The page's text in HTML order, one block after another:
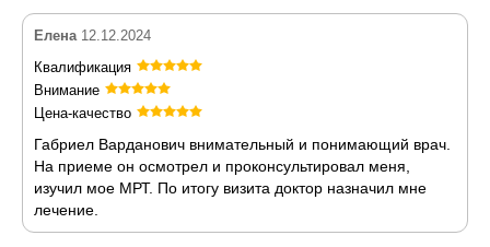
Елена 12.12.2024
Квалификация
Внимание
Цена-качество
Габриел Варданович внимательный и понимающий врач.
На приеме он осмотрел и проконсультировал меня,
изучил мое МРТ. По итогу визита доктор назначил мне
лечение.